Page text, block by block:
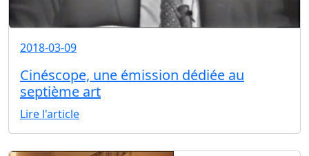
2018-03-09
Cinéscope, une émission dédiée au
septième art
Lire l'article